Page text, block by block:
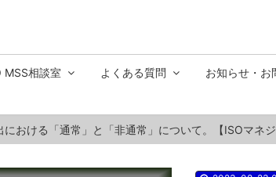
MSS相談室 よくある質問
お知らせ・お
おける「通常」と「非通常」について。【ISOマネ